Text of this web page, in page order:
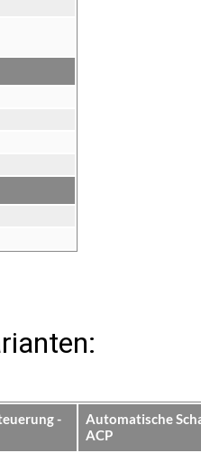
-
Automatische
ACP